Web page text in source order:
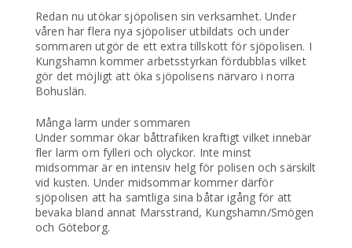
Redan nu utökar sjöpolisen sin verksamhet. Under
våren har flera nya sjöpoliser utbildats och under
sommaren utgör de ett extra tillskott för sjöpolisen. I
Kungshamn kommer arbetsstyrkan fördubblas vilket
gör det möjligt att öka sjöpolisens närvaro i norra
Bohuslän.
Många larm under sommaren
Under sommar ökar båttrafiken kraftigt vilket innebär
fler larm om fylleri och olyckor. Inte minst
midsommar är en intensiv helg för polisen och särskilt
vid kusten. Under midsommar kommer därför
sjöpolisen att ha samtliga sina båtar igång för att
bevaka bland annat Marsstrand, Kungshamn/Smögen
och Göteborg.